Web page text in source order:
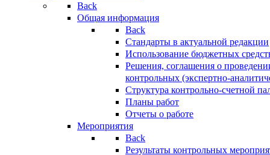
Back
Общая информация
Back
Стандарты в актуальной редакции
Использование бюджетных
Решения, соглашения о
контрольных (экспертно-
Структура контрольно-счетной
Планы работ
Отчеты о работе
Мероприятия
Back
Результаты контрольных